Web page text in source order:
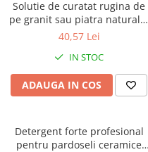
Solutie de curatat rugina de
pe granit sau piatra naturala,
Faren No Rust Gel, 250ml
40,57 Lei
IN STOC
ADAUGA IN COS
Detergent forte profesional
pentru pardoseli ceramice